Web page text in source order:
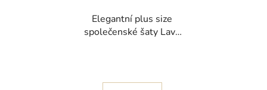
Elegantní plus size
společenské šaty Lava